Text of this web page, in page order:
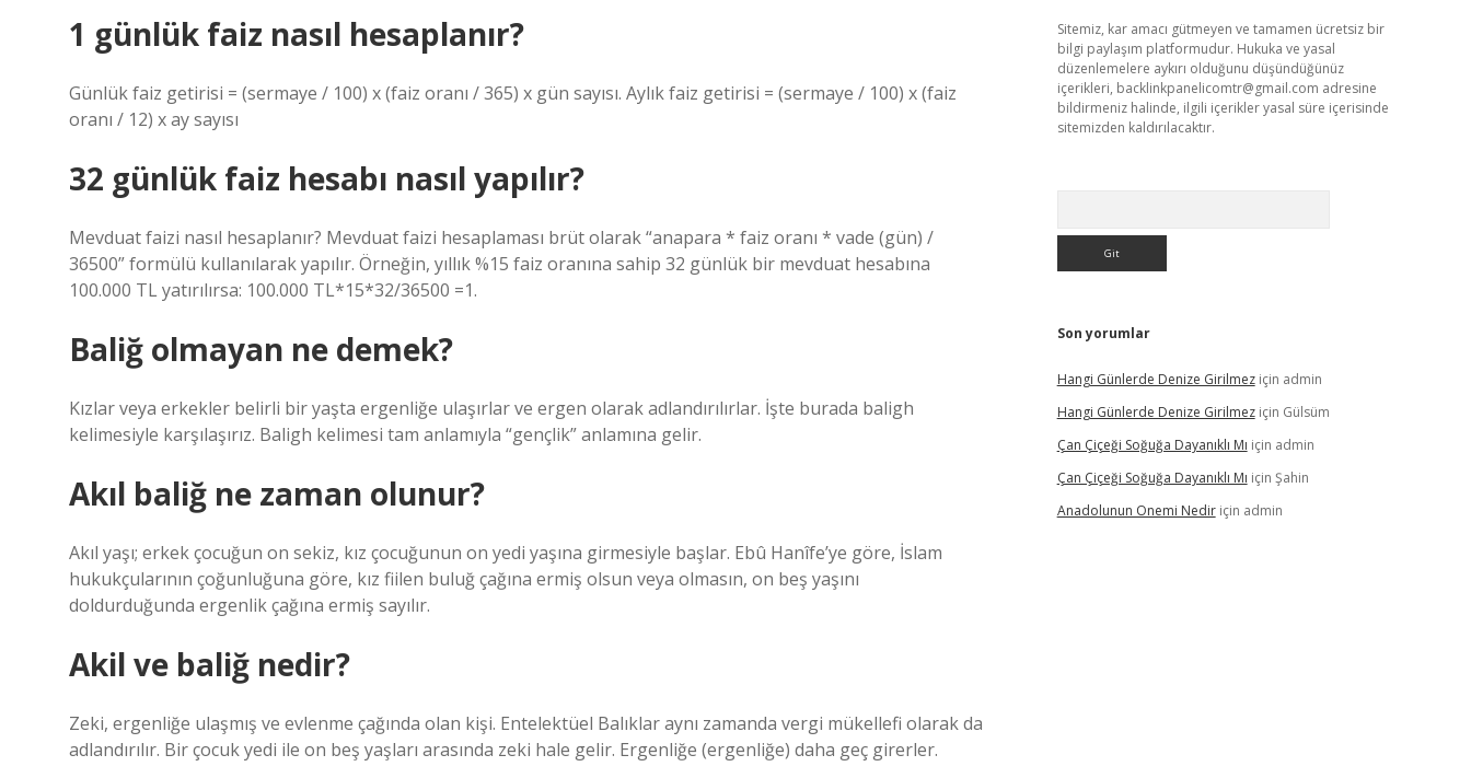
1 günlük faiz nasıl hesaplanır?
Günlük faiz getirisi = (sermaye / 100) x (faiz oranı / 365) x gün sayısı. Aylık faiz getirisi = (sermaye / 100) x (faiz
oranı / 12) x ay sayısı
32 günlük faiz hesabı nasıl yapılır?
Mevduat faizi nasıl hesaplanır? Mevduat faizi hesaplaması brüt olarak “anapara * faiz oranı * vade (gün) /
36500” formülü kullanılarak yapılır. Örneğin, yıllık %15 faiz oranına sahip 32 günlük bir mevduat hesabına
100.000 TL yatırılırsa: 100.000 TL*15*32/36500 =1.
Baliğ olmayan ne demek?
Kızlar veya erkekler belirli bir yaşta ergenliğe ulaşırlar ve ergen olarak adlandırılırlar. İşte burada baligh
kelimesiyle karşılaşırız. Baligh kelimesi tam anlamıyla “gençlik” anlamına gelir.
Akıl baliğ ne zaman olunur?
Akıl yaşı; erkek çocuğun on sekiz, kız çocuğunun on yedi yaşına girmesiyle başlar. Ebû Hanîfe’ye göre, İslam
hukukçularının çoğunluğuna göre, kız fiilen buluğ çağına ermiş olsun veya olmasın, on beş yaşını
doldurduğunda ergenlik çağına ermiş sayılır.
Akil ve baliğ nedir?
Zeki, ergenliğe ulaşmış ve evlenme çağında olan kişi. Entelektüel Balıklar aynı zamanda vergi mükellefi olarak da
adlandırılır. Bir çocuk yedi ile on beş yaşları arasında zeki hale gelir. Ergenliğe (ergenliğe) daha geç girerler.
Sitemiz, kar amacı gütmeyen ve tamamen ücretsiz bir
bilgi paylaşım platformudur. Hukuka ve yasal
düzenlemelere aykırı olduğunu düşündüğünüz
içerikleri, backlinkpanelicomtr@gmail.com adresine
bildirmeniz halinde, ilgili içerikler yasal süre içerisinde
sitemizden kaldırılacaktır.
Son yorumlar
Hangi Günlerde Denize Girilmeziçin admin
Hangi Günlerde Denize Girilmeziçin Gülsüm
Çan Çiçeği Soğuğa Dayanıklı Mı için admin
Çan Çiçeği Soğuğa Dayanıklı Mı için Şahin
Anadolunun Onemi Nediriçin admin